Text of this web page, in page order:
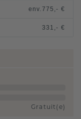
env. 775,- €
331,- €
Gratuit(e)